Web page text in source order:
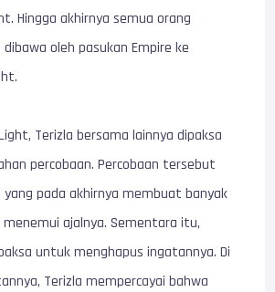
Hingga akhirnya semua orang
oleh pasukan Empire ke
Terizla bersama lainnya dipaksa
percobaan. Percobaan tersebut
pada akhirnya membuat banyak
ajalnya. Sementara itu,
untuk menghapus ingatannya. Di
Terizla mempercayai bahwa